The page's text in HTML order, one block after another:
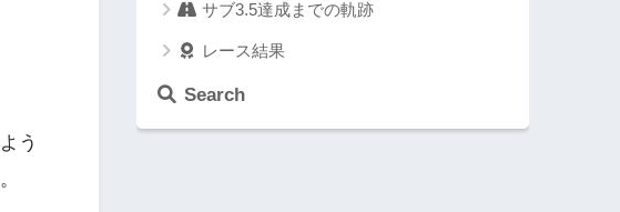
う
サブ3.5達成までの軌跡
レース結果
Search